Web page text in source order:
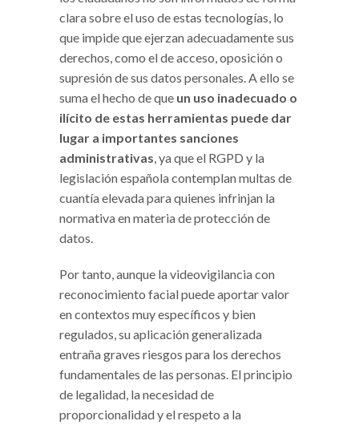
clara sobre el uso de estas tecnologías, lo
que impide que ejerzan adecuadamente sus
derechos, como el de acceso, oposición o
supresión de sus datos personales. A ello se
suma el hecho de que un uso inadecuado o
ilícito de estas herramientas puede dar
lugar a importantes sanciones
administrativas, ya que el RGPD y la
legislación española contemplan multas de
cuantía elevada para quienes infrinjan la
normativa en materia de protección de
datos.
Por tanto, aunque la videovigilancia con
reconocimiento facial puede aportar valor
en contextos muy específicos y bien
regulados, su aplicación generalizada
entraña graves riesgos para los derechos
fundamentales de las personas. El principio
de legalidad, la necesidad de
proporcionalidad y el respeto a la